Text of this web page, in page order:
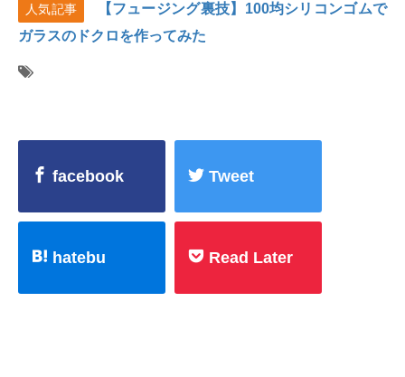
人気記事
【フュージング裏技】100均シリコンゴムで
ガラスのドクロを作ってみた
facebook Tweet
hatebu Read Later